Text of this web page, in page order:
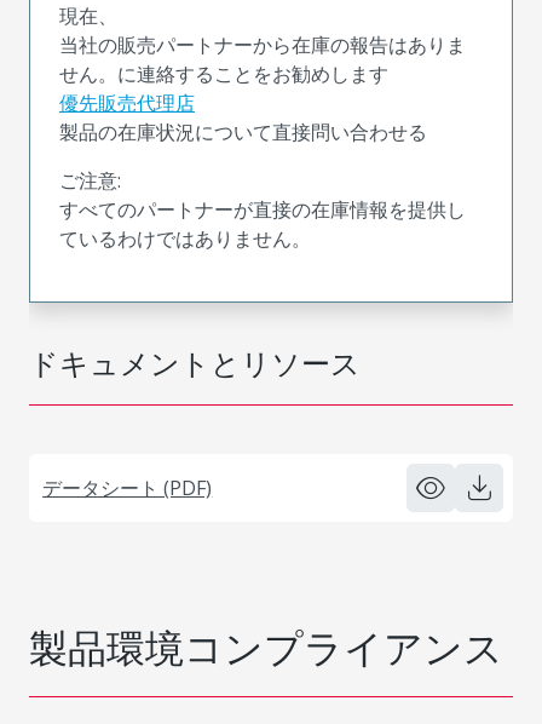
ドキュメントとリソース
データシート (PDF)
現在、
当社の販売パートナーから在庫の報告はありま
せん。に連絡することをお勧めします
優先販売代理店
製品の在庫状況について直接問い合わせる
ご注意:
すべてのパートナーが直接の在庫情報を提供し
ているわけではありません。
製品環境コンプライアンス